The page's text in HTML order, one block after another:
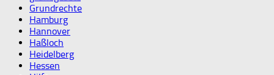
Grundrechte
Hamburg
Hannover
Haßloch
Heidelberg
Hessen